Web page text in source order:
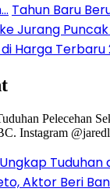
Tahun Baru
Jurang
Harga
Tuduhan
Aktor Beri